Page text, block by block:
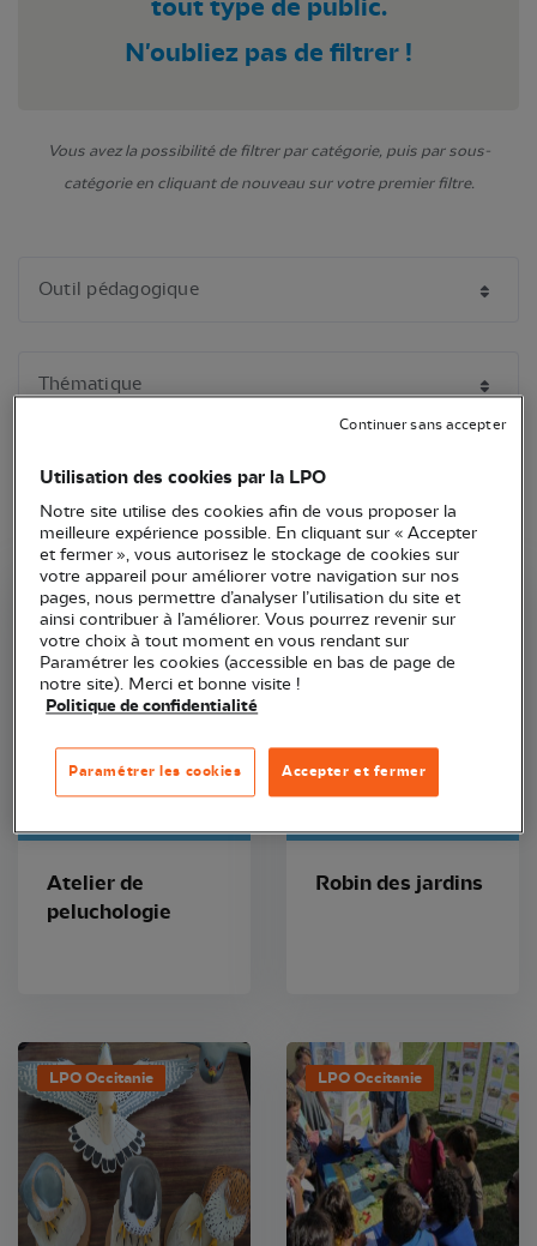
tout type de public.
N'oubliez pas de filtrer !
Vous avez la possibilité de filtrer par catégorie, puis par sous-
catégorie en cliquant de nouveau sur votre premier filtre.
LPO Occitanie
Jeu
Atelier de
peluchologie
LPO Occitanie
Jeu
Robin des jardins
LPO Occitanie LPO Occitanie
Utilisation des cookies par la LPO
Notre site utilise des cookies afin de vous proposer la
meilleure expérience possible. En cliquant sur « Accepter
et fermer », vous autorisez le stockage de cookies sur
votre appareil pour améliorer votre navigation sur nos
pages, nous permettre d’analyser l’utilisation du site et
ainsi contribuer à l’améliorer. Vous pourrez revenir sur
votre choix à tout moment en vous rendant sur
Paramétrer les cookies (accessible en bas de page de
notre site). Merci et bonne visite !
Politique de confidentialité
Accepter et fermer
Paramétrer les cookies
Continuer sans accepter